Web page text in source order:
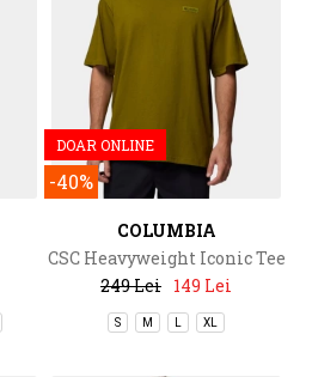
DOAR ONLINE
-40%
COLUMBIA
CSC Heavyweight Iconic Tee
249 Lei 149 Lei
S M XL